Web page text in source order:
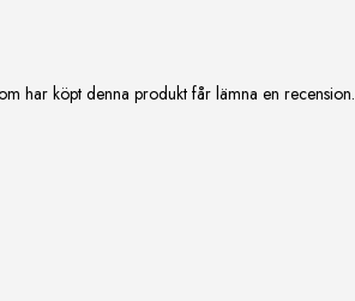
har köpt denna produkt får lämna en recension.